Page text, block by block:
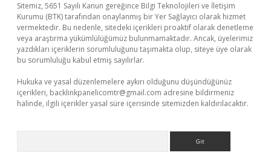
Sitemiz, 5651 Sayılı Kanun gereğince Bilgi Teknolojileri ve İletişim
Kurumu (BTK) tarafından onaylanmış bir Yer Sağlayıcı olarak hizmet
vermektedir. Bu nedenle, sitedeki içerikleri proaktif olarak denetleme
veya araştırma yükümlülüğümüz bulunmamaktadır. Ancak, üyelerimiz
yazdıkları içeriklerin sorumluluğunu taşımakta olup, siteye üye olarak
bu sorumluluğu kabul etmiş sayılırlar.
Hukuka ve yasal düzenlemelere aykırı olduğunu düşündüğünüz
içerikleri, backlinkpanelicomtr@gmail.com adresine bildirmeniz
halinde, ilgili içerikler yasal süre içerisinde sitemizden kaldırılacaktır.